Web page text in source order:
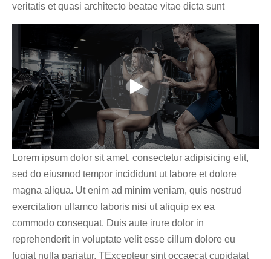
veritatis et quasi architecto beatae vitae dicta sunt
Lorem ipsum dolor sit amet, consectetur adipisicing elit,
sed do eiusmod tempor incididunt ut labore et dolore
magna aliqua. Ut enim ad minim veniam, quis nostrud
exercitation ullamco laboris nisi ut aliquip ex ea
commodo consequat. Duis aute irure dolor in
reprehenderit in voluptate velit esse cillum dolore eu
fugiat nulla pariatur. TExcepteur sint occaecat cupidatat